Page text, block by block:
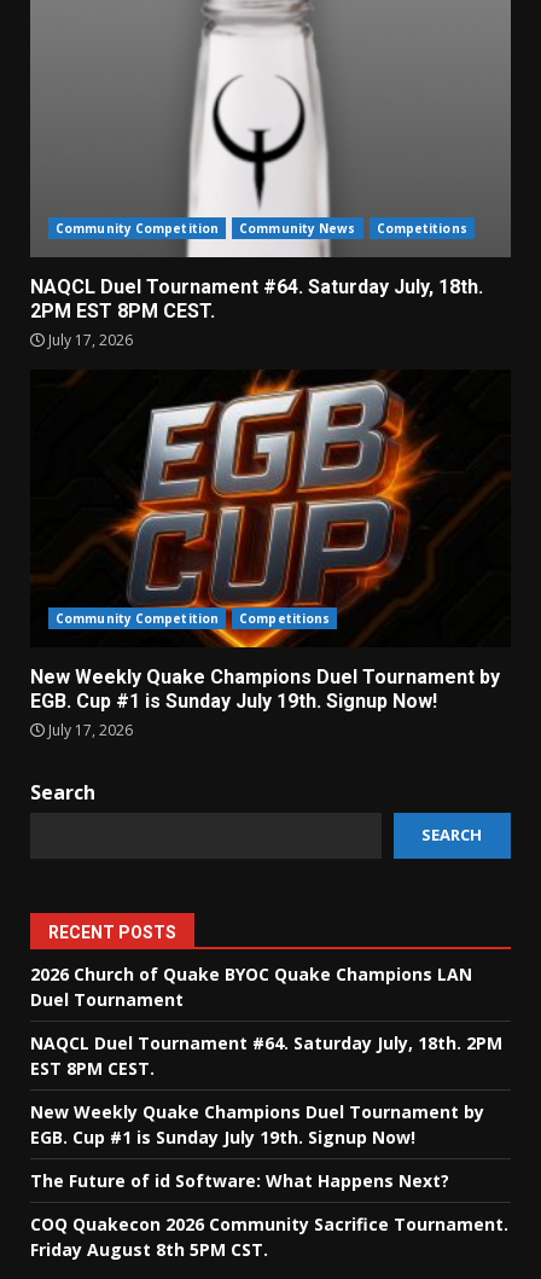
Community Competition Community News Competitions
NAQCL Duel Tournament #64. Saturday July, 18th.
2PM EST 8PM CEST.
July 17, 2026
Community Competition Competitions
New Weekly Quake Champions Duel Tournament by
EGB. Cup #1 is Sunday July 19th. Signup Now!
July 17, 2026
Search
SEARCH
RECENT POSTS
2026 Church of Quake BYOC Quake Champions LAN
Duel Tournament
NAQCL Duel Tournament #64. Saturday July, 18th. 2PM
EST 8PM CEST.
New Weekly Quake Champions Duel Tournament by
EGB. Cup #1 is Sunday July 19th. Signup Now!
The Future of id Software: What Happens Next?
COQ Quakecon 2026 Community Sacrifice Tournament.
Friday August 8th 5PM CST.